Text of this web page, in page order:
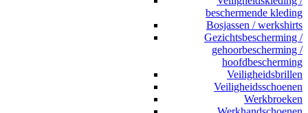
beschermende kleding
Bosjassen / werkshirts
Gezichtsbescherming /
gehoorbescherming /
hoofdbescherming
Veiligheidsbrillen
Veiligheidsschoenen
Werkbroeken